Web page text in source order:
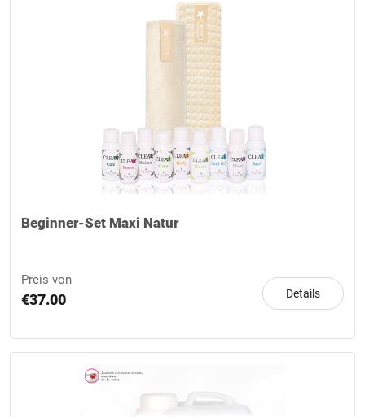
Beginner-Set Maxi Natur
Preis von
€37.00 Details